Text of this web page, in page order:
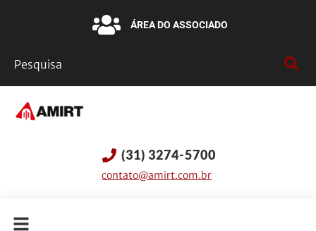
ÁREA DO ASSOCIADO
(31) 3274-5700
contato@amirt.com.br